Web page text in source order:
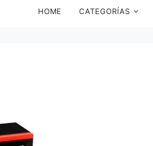
HOME CATEGORÍAS